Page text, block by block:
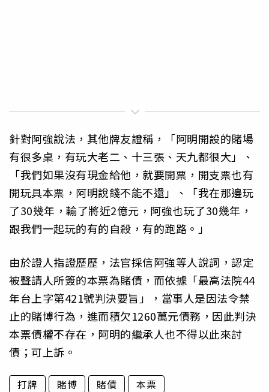
針對阿強說法，其他牌友證稱，「阿明開設的賭場
有很多桌，有玩大老二、十三張、天九都很大」、
「我們如果沒有現金給他，就要開票，開支票也有
開玩具本票，阿明說錢不能不還」、「我在那邊玩
了30幾年，輸了將近2億元，阿強也玩了30幾年，
跟我們一起玩的有的自殺，有的跑路。」
由於證人指證歷歷，法官採信阿強等人說詞，認定
被聲請人所簽的本票為賭債，而依據「最高法院44
年台上字第421號判決要旨」，當事人是因法令禁
止的賭博行為，進而積欠1260萬元債務，因此判決
本票債權不存在，阿明的繼承人也不得以此來討
債；可上訴。
打牌 賭博 賭債 本票